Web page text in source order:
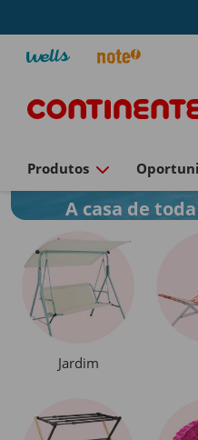
ProdutosCasa
A casa de
Jardim